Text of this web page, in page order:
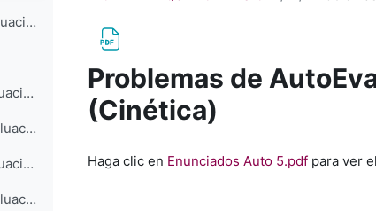
Resultados de AutoEvaluación sobre unidades
Problemas de AutoEvaluación sobre Balances de Materia (Procesos físicos)
Respuestas de AutoEvaluación sobre Balances de Materia (Procesos físicos)
Problemas de AutoEvaluación sobre Balances de Materia (Procesos químicos)
Respuestas de AutoEvaluación sobre Balances de Materia (Procesos químicos)
Problemas de
(Cinética)
Haga clic en Enunciados Auto 5.pdf para ver